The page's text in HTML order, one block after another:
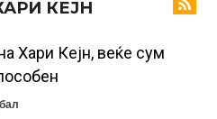
Откриени нови детали
за напад во ноќен клуб – ќе
е кога Родри ќе стане новиот
КЕЈН
Хари Кејн, веќе сум